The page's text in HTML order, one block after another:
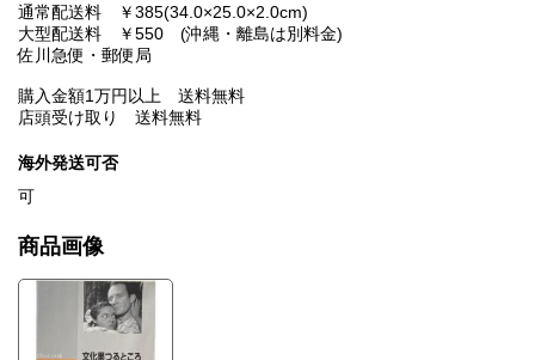
通常配送料 ￥385(34.0×25.0×2.0cm)
大型配送料 ￥550 (沖縄・離島は別料金)
佐川急便・郵便局
購入金額1万円以上 送料無料
店頭受け取り 送料無料
海外発送可否
可
商品画像